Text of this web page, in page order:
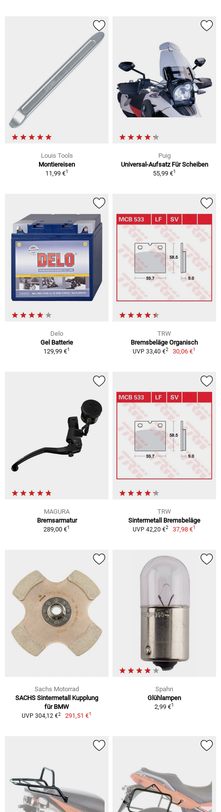
Louis Tools
Montiereisen
11,99 €1
Puig
Universal-Aufsatz Für Scheiben
55,99 €1
Delo
Gel Batterie
129,99 €1
TRW
Bremsbeläge Organisch
UVP 33,40 €2 30,06 €1
MAGURA
Bremsarmatur
289,00 €1
TRW
Sintermetall Bremsbeläge
UVP 42,20 €2 37,98 €1
Sachs Motorrad
SACHS Sintermetall Kupplung
für BMW
UVP 304,12 €2 291,51 €1
Spahn
Glühlampen
2,99 €1